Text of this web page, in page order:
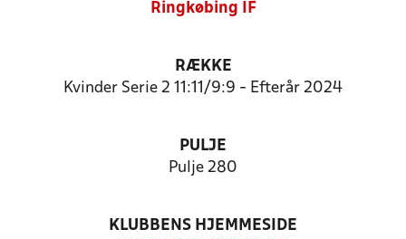
Ringkøbing IF
RÆKKE
Kvinder Serie 2 11:11/9:9 - Efterår 2024
PULJE
Pulje 280
KLUBBENS HJEMMESIDE